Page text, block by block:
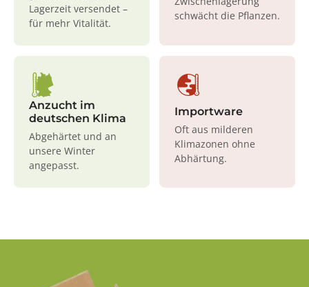
Lagerzeit versendet –
für mehr Vitalität.
schwächt die Pflanzen.
Anzucht im
deutschen Klima
Abgehärtet und an
unsere Winter
angepasst.
Importware
Oft aus milderen
Klimazonen ohne
Abhärtung.